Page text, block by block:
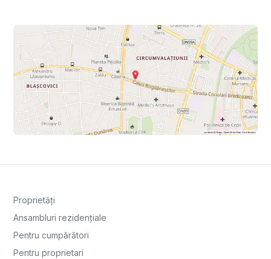
Proprietăți
Ansambluri rezidențiale
Pentru cumpărători
Pentru proprietari